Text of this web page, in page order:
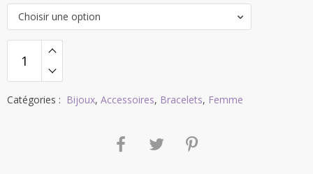
Choisir une option
Catégories : Bijoux, Accessoires, Bracelets, Femme